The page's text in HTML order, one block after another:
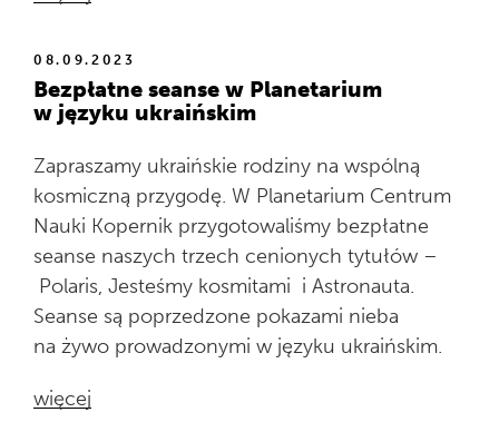
08.09.2023
Bezpłatne seanse w Planetarium
w języku ukraińskim
Zapraszamy ukraińskie rodziny na wspólną
kosmiczną przygodę. W Planetarium Centrum
Nauki Kopernik przygotowaliśmy bezpłatne
seanse naszych trzech cenionych tytułów –
Polaris, Jesteśmy kosmitami i Astronauta.
Seanse są poprzedzone pokazami nieba
na żywo prowadzonymi w języku ukraińskim.
więcej